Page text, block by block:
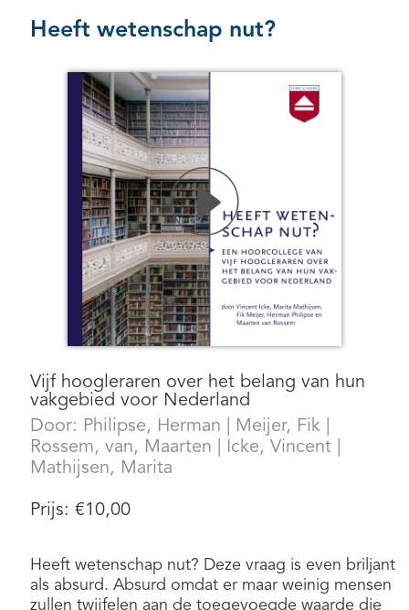
Heeft wetenschap nut?
Vijf hoogleraren over het belang van hun
vakgebied voor Nederland
Door: Philipse, Herman Meijer, Fik
Rossem, van, Maarten
Icke, Vincent
Mathijsen, Marita
Prijs: €10,00
Heeft wetenschap nut? Deze vraag is even briljant
als absurd. Absurd omdat er maar weinig mensen
zullen twijfelen aan de toegevoegde waarde die